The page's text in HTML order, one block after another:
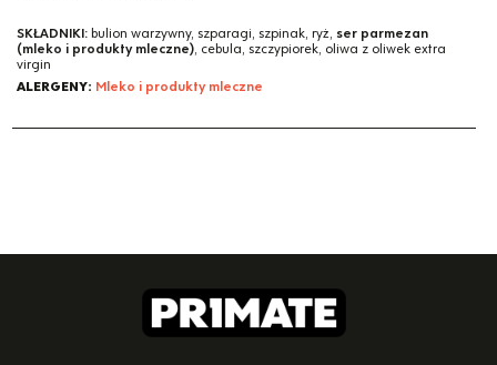
SKŁADNIKI: bulion warzywny, szparagi, szpinak, ryż, ser parmezan
(mleko i produkty mleczne), cebula, szczypiorek, oliwa z oliwek extra
virgin
ALERGENY: Mleko i produkty mleczne